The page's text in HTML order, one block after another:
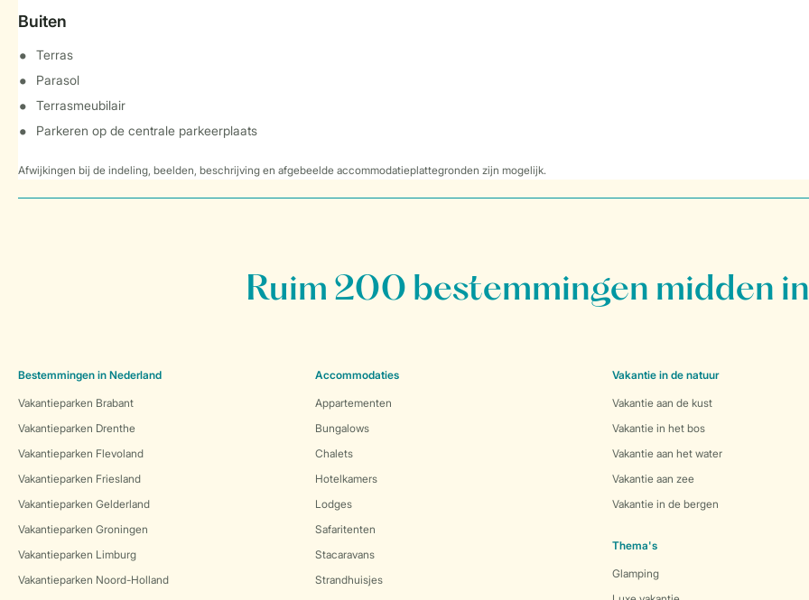
Buiten
Terras
Parasol
Terrasmeubilair
Parkeren op de centrale parkeerplaats
Afwijkingen bij de indeling, beelden, beschrijving en afgebeelde accommodatieplattegronden zijn mogelijk.
Ruim 200 bestemmingen midden
Bestemmingen in Nederland
Vakantieparken Brabant
Vakantieparken Drenthe
Vakantieparken Flevoland
Vakantieparken Friesland
Vakantieparken Gelderland
Vakantieparken Groningen
Vakantieparken Limburg
Vakantieparken Noord-Holland
Accommodaties
Appartementen
Bungalows
Chalets
Hotelkamers
Lodges
Safaritenten
Stacaravans
Strandhuisjes
Vakantie in de natuur
Vakantie aan de kust
Vakantie in het bos
Vakantie aan het water
Vakantie aan zee
Vakantie in de bergen
Thema's
Glamping